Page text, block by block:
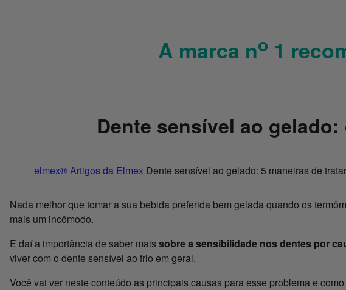
A marca no 1
Dente sensível ao
elmex®Artigos da Elmex Dente sensível ao gelado: 5 maneiras de
Nada melhor que tomar a sua bebida preferida bem gelada quando os
mais um incômodo.
E daí a importância de saber maissobre a sensibilidade nos dentes por
viver com o dente sensível ao frio em geral.
Você vai ver neste conteúdo as principais causas para esse problema e